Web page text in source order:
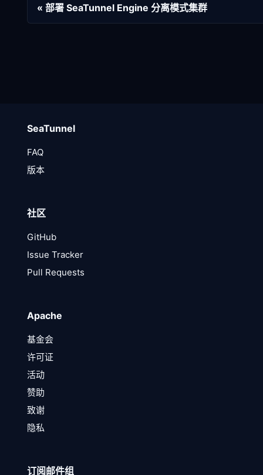
部署 SeaTunnel Engine 分离模式集群
SeaTunnel
FAQ
版本
社区
GitHub
Issue Tracker
Pull Requests
Apache
基金会
许可证
活动
赞助
致谢
隐私
订阅邮件组